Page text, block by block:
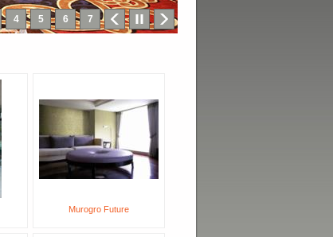
Murogro Future